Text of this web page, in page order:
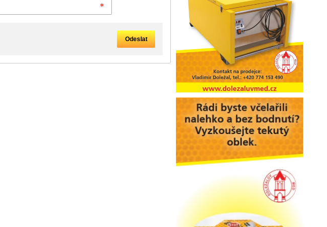
Odeslat